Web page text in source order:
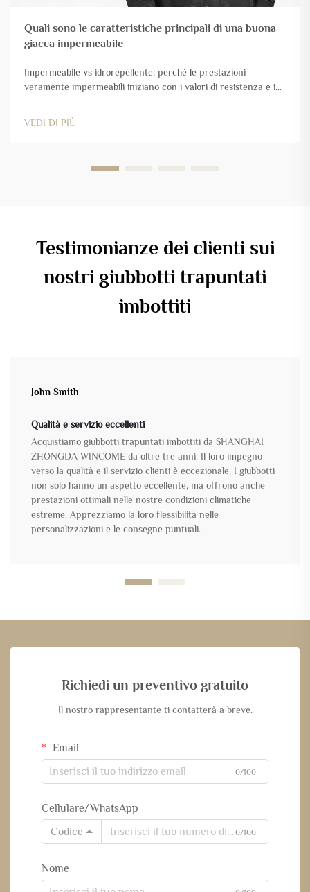
Quali sono le caratteristiche principali di una buona
giacca impermeabile
Impermeabile vs idrorepellente: perché le prestazioni
veramente impermeabili iniziano con i valori di resistenza e i
(Hydrostatic Head): cosa significa realmente un valore di
VEDI DI PIÙ
Testimonianze dei clienti sui
nostri giubbotti trapuntati
imbottiti
John Smith
Qualità e servizio eccellenti
Acquistiamo giubbotti trapuntati imbottiti da SHANGHAI
ZHONGDA WINCOME da oltre tre anni. Il loro impegno
verso la qualità e il servizio clienti è eccezionale. I giubbotti
non solo hanno un aspetto eccellente, ma offrono anche
prestazioni ottimali nelle nostre condizioni climatiche
estreme. Apprezziamo la loro flessibilità nelle
personalizzazioni e le consegne puntuali.
Richiedi un preventivo gratuito
Il nostro rappresentante ti contatterà a breve.
Email
0/100
Cellulare/WhatsApp
Codice
0/100
Nome